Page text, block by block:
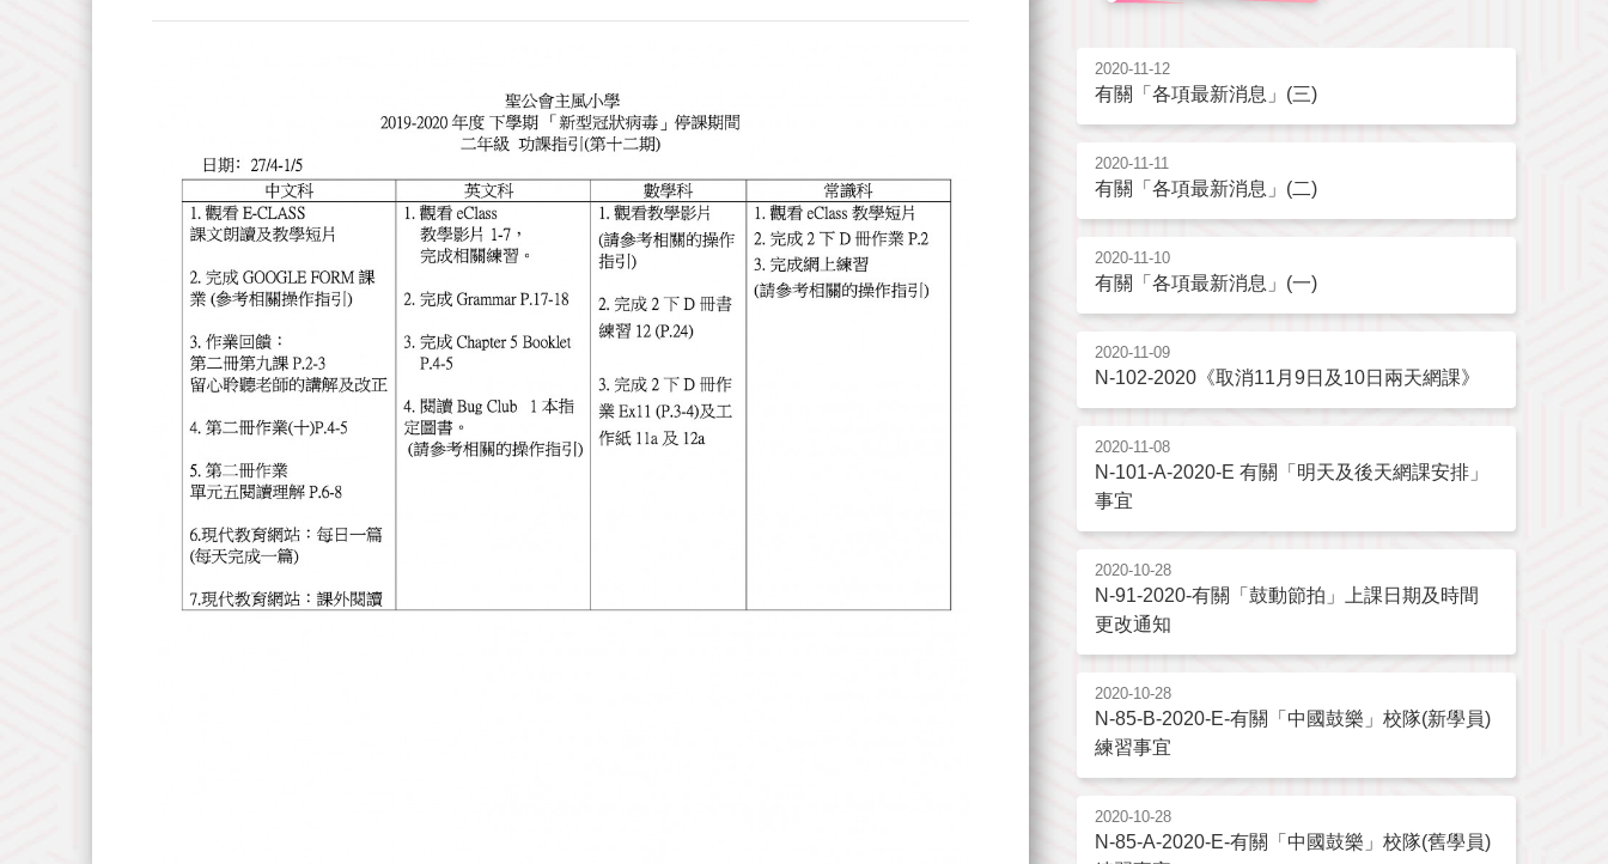
2020-11-12
有關「各項最新消息」(三)
2020-11-11
有關「各項最新消息」(二)
2020-11-10
有關「各項最新消息」(一)
2020-11-09
N-102-2020《取消11月9日及10日兩天網課》
2020-11-08
N-101-A-2020-E 有關「明天及後天網課安排」
事宜
2020-10-28
N-91-2020-有關「鼓動節拍」上課日期及時間
更改通知
2020-10-28
N-85-B-2020-E-有關「中國鼓樂」校隊(新學員)
練習事宜
2020-10-28
N-85-A-2020-E-有關「中國鼓樂」校隊(舊學員)